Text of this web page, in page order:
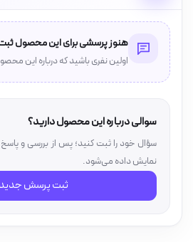
هنوز پرسشی برای این محصول
اولین نفری باشید که درباره این
سوالی درباره این محصول دارید؟
سؤال خود را ثبت کنید؛ پس از بررسی و
نمایش داده می‌شود.
ثبت پرسش جدید